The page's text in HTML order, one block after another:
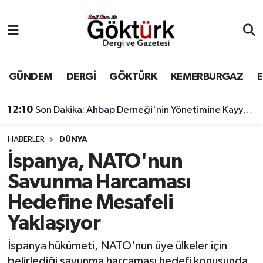
GÜNDEM DERGİ GÖKTÜRK KEMERBURGAZ
12:10 Son Dakika: Ahbap Derneği'nin Yönetimine Kayyum Atandı
HABERLER DÜNYA
İspanya, NATO'nun
Savunma Harcaması
Hedefine Mesafeli
Yaklaşıyor
İspanya hükümeti, NATO'nun üye ülkeler için
BİLİM
DERGİ
DÜNYA
EĞİTİM
EKONOMİ
GÖKTÜRK
GÜNDEM
Eyüpsultan Hava Durumu
Eyüpsultan Trafik Yoğunluk Haritası
Süper Lig Puan Durumu ve Fikstür
Tüm Manşetler
Son Dakika Haberleri
Haber Arşivi